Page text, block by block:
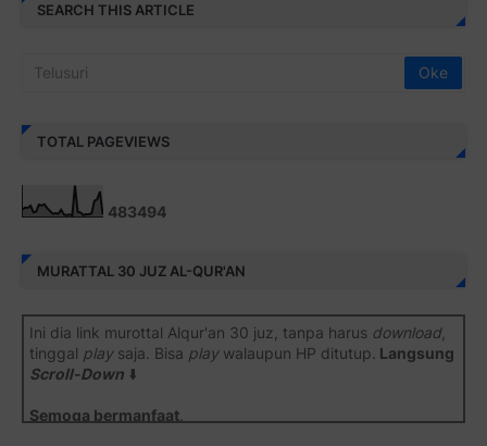
SEARCH THIS ARTICLE
TOTAL PAGEVIEWS
483494
MURATTAL 30 JUZ AL-QUR'AN
Ini dia link murottal Alqur'an 30 juz, tanpa harus download,
tinggal playsaja. Bisa playwalaupun HP ditutup. Langsung
Scroll-Down ⬇️
Semoga bermanfaat